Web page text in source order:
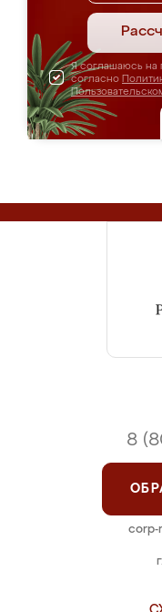
Я соглашаюсь на
согласно
8
corp-